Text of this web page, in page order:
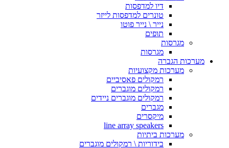
דיו למדפסות
טונרים למדפסות לייזר
נייר \ נייר פוטו
תופים
מגרסות
מגרסות
מערכות הגברה
מערכות מקצועיות
רמקולים פאסיביים
רמקולים מוגברים
רמקולים מוגברים ניידים
מגברים
מיקסרים
line array speakers
מערכות ביתיות
בידוריות \ רמקולים מוגברים